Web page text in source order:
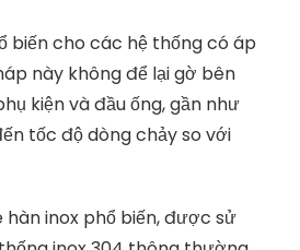
biến cho các hệ thống có áp
này không để lại gờ bên
kiện và đầu ống, gần như
tốc độ dòng chảy so với
inox phổ biến, được sử